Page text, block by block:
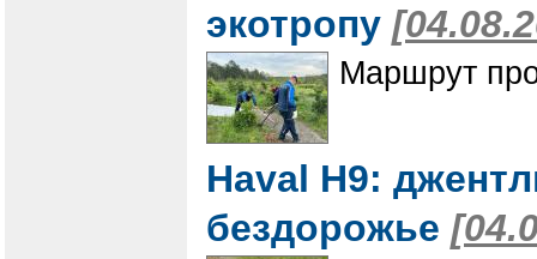
экотропу
Маршрут
Haval H9:
бездорожье